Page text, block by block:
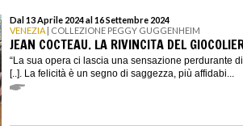
Dal 13 Aprile 2024 al 16 Settembre 2024
VENEZIA | COLLEZIONE PEGGY GUGGENHEIM
JEAN COCTEAU. LA RIVINCITA DEL
“La sua opera ci lascia una sensazione perdurante
[..]. La felicità è un segno di saggezza, più affidabi...